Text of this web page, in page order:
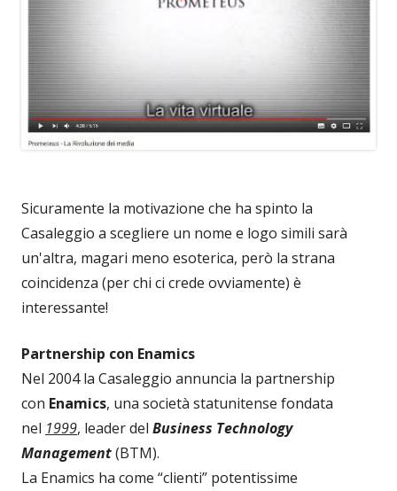
Sicuramente la motivazione che ha spinto la
Casaleggio a scegliere un nome e logo simili sarà
un'altra, magari meno esoterica, però la strana
coincidenza (per chi ci crede ovviamente) è
interessante!
Partnership con Enamics
Nel 2004 la Casaleggio annuncia la partnership
con Enamics, una società statunitense fondata
nel 1999, leader del Business Technology
Management(BTM).
La Enamics ha come “clienti” potentissime